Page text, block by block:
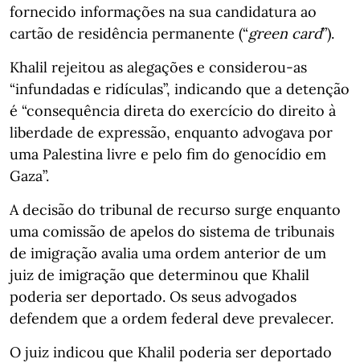
fornecido informações na sua candidatura ao
cartão de residência permanente (“green card”).
Khalil rejeitou as alegações e considerou-as
“infundadas e ridículas”, indicando que a detenção
é “consequência direta do exercício do direito à
liberdade de expressão, enquanto advogava por
uma Palestina livre e pelo fim do genocídio em
Gaza”.
A decisão do tribunal de recurso surge enquanto
uma comissão de apelos do sistema de tribunais
de imigração avalia uma ordem anterior de um
juiz de imigração que determinou que Khalil
poderia ser deportado. Os seus advogados
defendem que a ordem federal deve prevalecer.
O juiz indicou que Khalil poderia ser deportado